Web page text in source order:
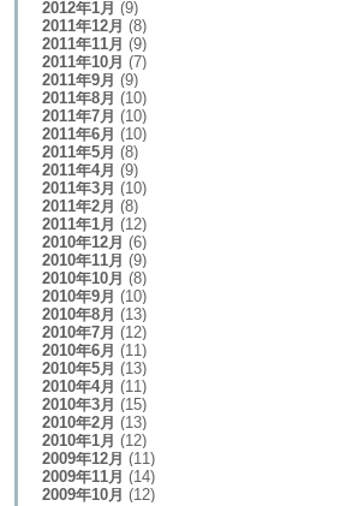
2012年1月 (9)
2011年12月 (8)
2011年11月 (9)
2011年10月 (7)
2011年9月 (9)
2011年8月 (10)
2011年7月 (10)
2011年6月 (10)
2011年5月 (8)
2011年4月 (9)
2011年3月 (10)
2011年2月 (8)
2011年1月 (12)
2010年12月 (6)
2010年11月 (9)
2010年10月 (8)
2010年9月 (10)
2010年8月 (13)
2010年7月 (12)
2010年6月 (11)
2010年5月 (13)
2010年4月 (11)
2010年3月 (15)
2010年2月 (13)
2010年1月 (12)
2009年12月 (11)
2009年11月 (14)
2009年10月 (12)